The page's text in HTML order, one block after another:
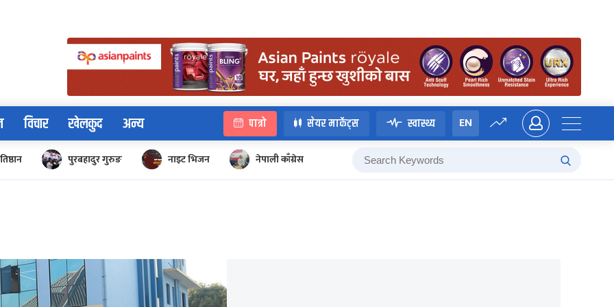
विचार खेलकुद अन्य पात्रो सेयर मार्केट्स स्वास्थ्य EN
पुरबहादुर गुरुङ नाइट भिजन नेपाली काँग्रेस